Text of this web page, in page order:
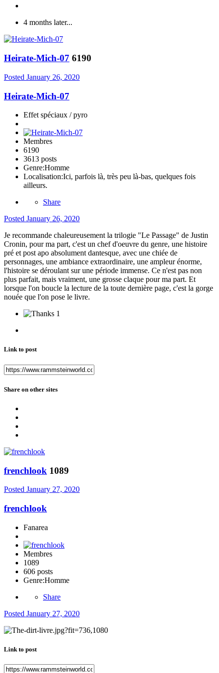
4 months later...
Heirate-Mich-07 6190
Posted January 26, 2020
Heirate-Mich-07
Effet spéciaux / pyro
Membres
6190
3613 posts
Genre:Homme
Localisation:Ici, parfois là, très peu là-bas, quelques fois
ailleurs.
Share
Posted January 26, 2020
Je recommande chaleureusement la trilogie "Le Passage" de Justin
Cronin, pour ma part, c'est un chef d'oeuvre du genre, une histoire
pré et post apo absolument dantesque, avec une chiée de
personnages, une ambiance extraordinaire, une ampleur énorme,
l'histoire se déroulant sur une période immense. Ce n'est pas non
plus parfait, mais vraiment, une grosse claque pour ma part. Et
lorsque l'on boucle la lecture de la toute dernière page, c'est la gorge
nouée que l'on pose le livre.
1
Link to post
Share on other sites
frenchlook 1089
Posted January 27, 2020
frenchlook
Fanarea
Membres
1089
606 posts
Genre:Homme
Share
Posted January 27, 2020
Link to post